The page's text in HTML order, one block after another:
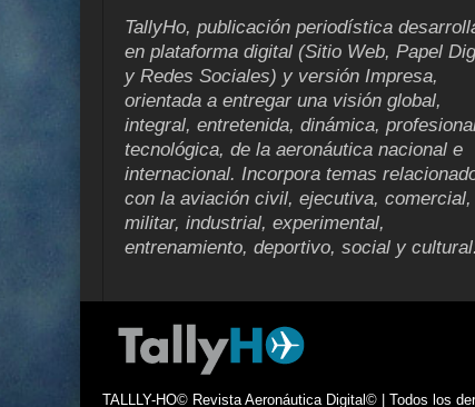
TallyHo, publicación periodística
en plataforma digital (Sitio Web, Papel
y Redes Sociales) y versión Impresa,
orientada a entregar una visión global,
integral, entretenida, dinámica,
tecnológica, de la aeronáutica nacional e
internacional. Incorpora temas
con la aviación civil, ejecutiva, comercial,
militar, industrial, experimental,
entrenamiento, deportivo, social y cultural.
TALLLY-HO© Revista Aeronáutica Digital© | Todos los